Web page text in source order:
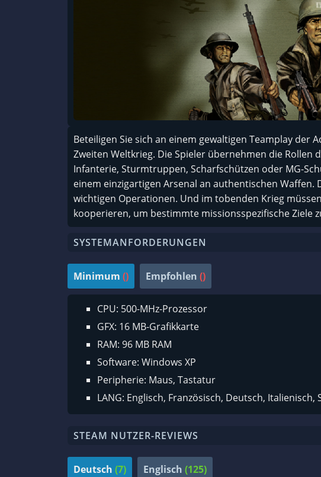
Beteiligen Sie sich an einem gewaltigen Teamplay der
Zweiten Weltkrieg. Die Spieler übernehmen die Rollen
Infanterie, Sturmtruppen, Scharfschützen oder MG-
einem einzigartigen Arsenal an authentischen Waffen.
wichtigen Operationen. Und im tobenden Krieg
kooperieren, um bestimmte missionsspezifische Ziele
SYSTEMANFORDERUNGEN
Minimum () Empfohlen ()
CPU: 500-MHz-Prozessor
GFX: 16 MB-Grafikkarte
RAM: 96 MB RAM
Software: Windows XP
Peripherie: Maus, Tastatur
LANG: Englisch, Französisch, Deutsch, Italienisch,
STEAM NUTZER-REVIEWS
Deutsch (7) Englisch (125)